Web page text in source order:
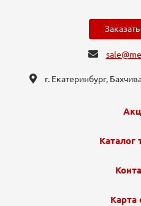
г. Екатеринбург,
Каталог
Карта